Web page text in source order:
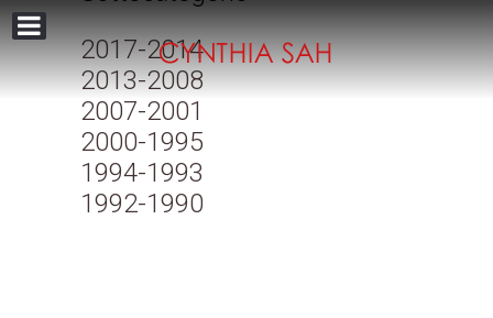
2017-2014
2013-2008
2007-2001
2000-1995
1994-1993
1992-1990